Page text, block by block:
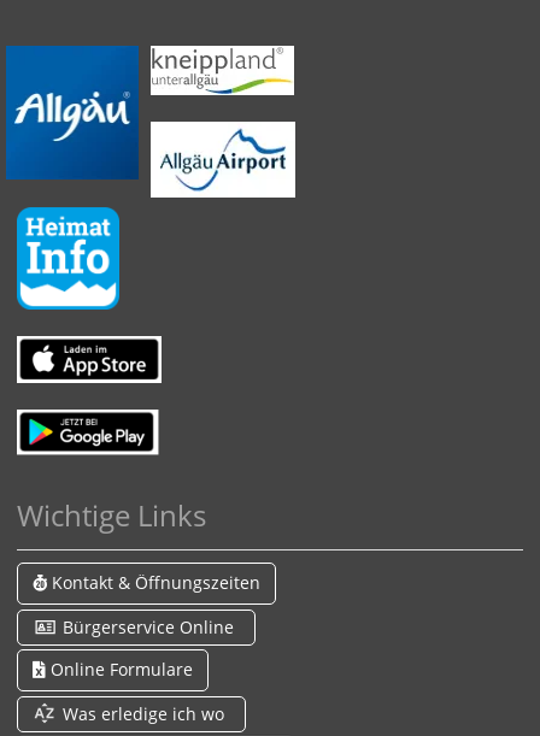
Wichtige Links
Kontakt & Öffnungszeiten
Bürgerservice Online
Online Formulare
Was erledige ich wo